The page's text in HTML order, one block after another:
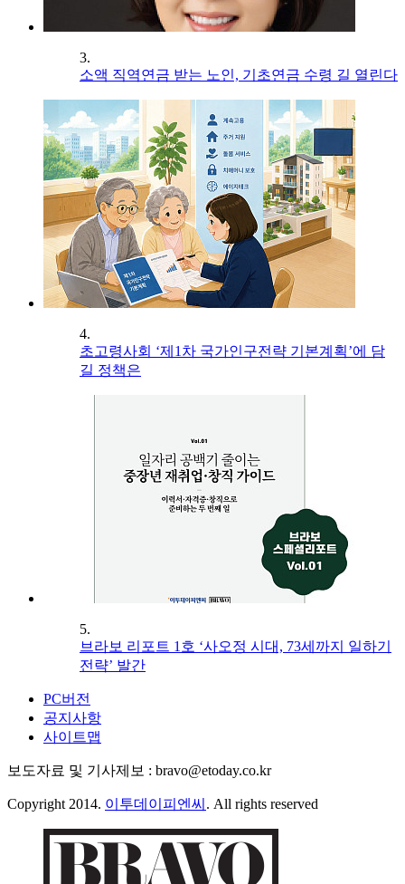
3.
소액 직역연금 받는 노인, 기초연금 수령 길 열린다
4.
초고령사회 ‘제1차 국가인구전략 기본계획’에 담
길 정책은
5.
브라보 리포트 1호 ‘사오정 시대, 73세까지 일하기
전략’ 발간
PC버전
공지사항
사이트맵
보도자료 및 기사제보 : bravo@etoday.co.kr
Copyright 2014. 이투데이피엔씨 . All rights reserved